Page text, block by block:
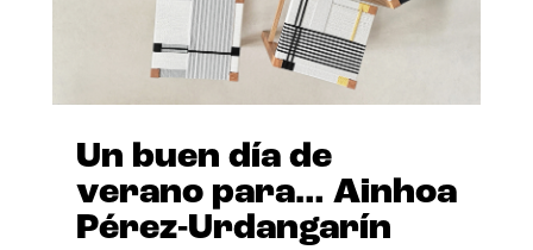
Un buen día de
verano para… Ainhoa
Pérez-Urdangarín